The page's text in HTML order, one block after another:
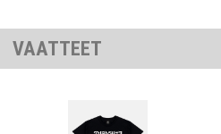
VAATTEET